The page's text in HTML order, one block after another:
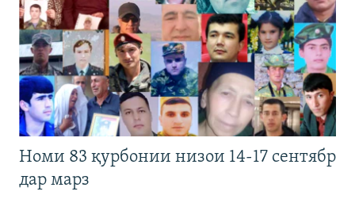
Номи 83 қурбонии низои 14-17 сентябр
дар марз